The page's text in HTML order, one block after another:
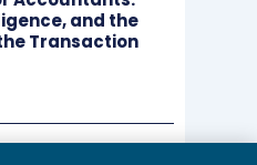
delle perdite fiscali,
passivi indeducibili e
constatando che in
solo dei due requisiti
devono sussistere
and the
Transaction